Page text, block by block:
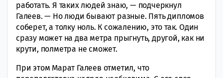
работать. Я таких людей знаю, — подчеркнул
Галеев. — Но люди бывают разные. Пять дипломов
соберет, а толку ноль. К сожалению, это так. Один
сразу может на два метра прыгнуть, другой, как ни
крути, полметра не сможет.
При этом Марат Галеев отметил, что